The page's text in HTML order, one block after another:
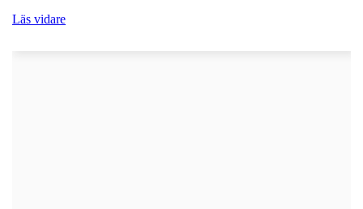
Läs vidare